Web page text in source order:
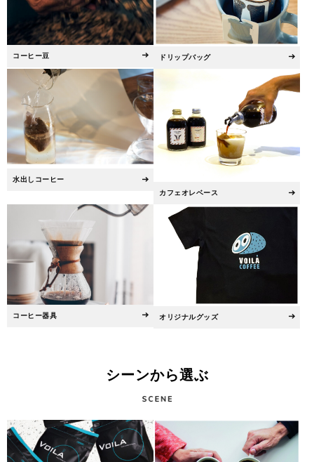
コーヒー豆 ドリップバッグ
水出しコーヒー
カフェオレベース
コーヒー器具 オリジナルグッズ
シーンから選ぶ